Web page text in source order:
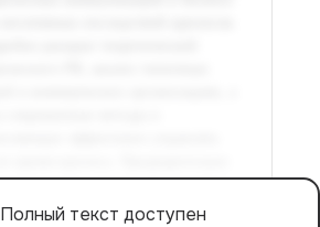
Полный текст доступен